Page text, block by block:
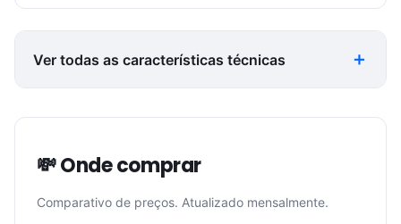
Ver todas as características técnicas
💸 Onde comprar
Comparativo de preços. Atualizado mensalmente.